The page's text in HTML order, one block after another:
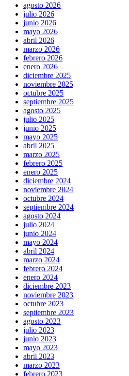
agosto 2026
julio 2026
junio 2026
mayo 2026
abril 2026
marzo 2026
febrero 2026
enero 2026
diciembre 2025
noviembre 2025
octubre 2025
septiembre 2025
agosto 2025
julio 2025
junio 2025
mayo 2025
abril 2025
marzo 2025
febrero 2025
enero 2025
diciembre 2024
noviembre 2024
octubre 2024
septiembre 2024
agosto 2024
julio 2024
junio 2024
mayo 2024
abril 2024
marzo 2024
febrero 2024
enero 2024
diciembre 2023
noviembre 2023
octubre 2023
septiembre 2023
agosto 2023
julio 2023
junio 2023
mayo 2023
abril 2023
marzo 2023
febrero 2023